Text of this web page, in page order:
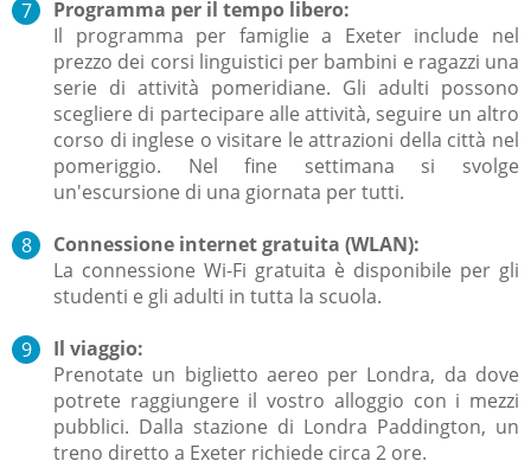
Programma per il tempo libero:
Il programma per famiglie a Exeter include nel
prezzo dei corsi linguistici per bambini e ragazzi una
serie di attività pomeridiane. Gli adulti possono
scegliere di partecipare alle attività, seguire un altro
corso di inglese o visitare le attrazioni della città nel
pomeriggio. Nel fine settimana si svolge
un'escursione di una giornata per tutti.
Connessione internet gratuita (WLAN):
La connessione Wi-Fi gratuita è disponibile per gli
studenti e gli adulti in tutta la scuola.
Il viaggio:
Prenotate un biglietto aereo per Londra, da dove
potrete raggiungere il vostro alloggio con i mezzi
pubblici. Dalla stazione di Londra Paddington, un
treno diretto a Exeter richiede circa 2 ore.